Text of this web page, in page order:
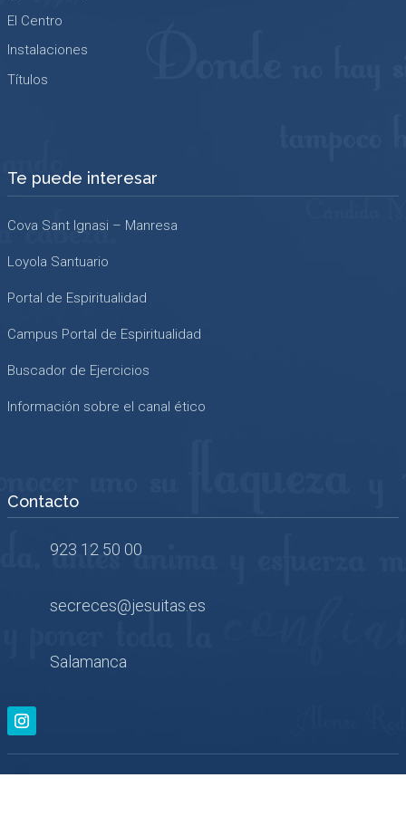
El Centro
Instalaciones
Títulos
Te puede interesar
Cova Sant Ignasi – Manresa
Loyola Santuario
Portal de Espiritualidad
Campus Portal de Espiritualidad
Buscador de Ejercicios
Información sobre el canal ético
Contacto
923 12 50 00
secreces@jesuitas.es
Salamanca